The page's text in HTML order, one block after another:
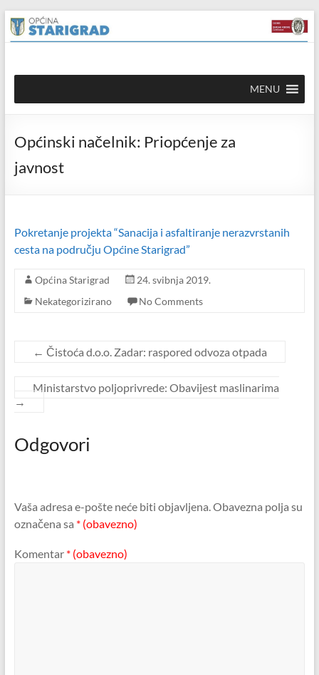
content
Skip
to
content
Općina
Starigrad
mrežna
stranica
MENU
Općinski načelnik: Priopćenje za
javnost
Pokretanje projekta “Sanacija i asfaltiranje nerazvrstanih
cesta na području Općine Starigrad”
Općina Starigrad
24. svibnja 2019.
Nekategorizirano
No Comments
← Čistoća d.o.o. Zadar: raspored odvoza otpada
Ministarstvo poljoprivrede: Obavijest maslinarima
→
Odgovori
Vaša adresa e-pošte neće biti objavljena.Obavezna polja su
označena sa * (obavezno)
Komentar * (obavezno)